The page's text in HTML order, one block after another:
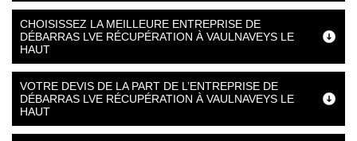
CHOISISSEZ LA MEILLEURE ENTREPRISE DE
DÉBARRAS LVE RÉCUPÉRATION À VAULNAVEYS LE
HAUT
VOTRE DEVIS DE LA PART DE L’ENTREPRISE DE
DÉBARRAS LVE RÉCUPÉRATION À VAULNAVEYS LE
HAUT